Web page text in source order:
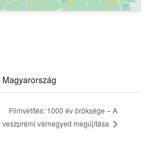
Magyarország
Filmvetítés: 1000 év öröksége – A
veszprémi várnegyed megújítása